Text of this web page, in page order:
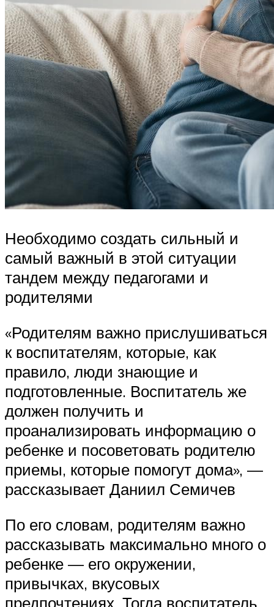
Необходимо создать сильный и
самый важный в этой ситуации
тандем между педагогами и
родителями
«Родителям важно прислушиваться
к воспитателям, которые, как
правило, люди знающие и
подготовленные. Воспитатель же
должен получить и
проанализировать информацию о
ребенке и посоветовать родителю
приемы, которые помогут дома», —
рассказывает Даниил Семичев
По его словам, родителям важно
рассказывать максимально много о
ребенке — его окружении,
привычках, вкусовых
предпочтениях. Тогда воспитатель